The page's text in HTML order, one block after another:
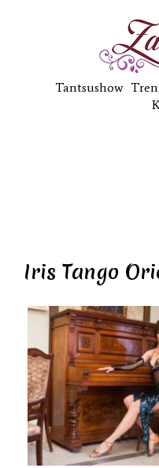
Tantsushow
Iris Tango